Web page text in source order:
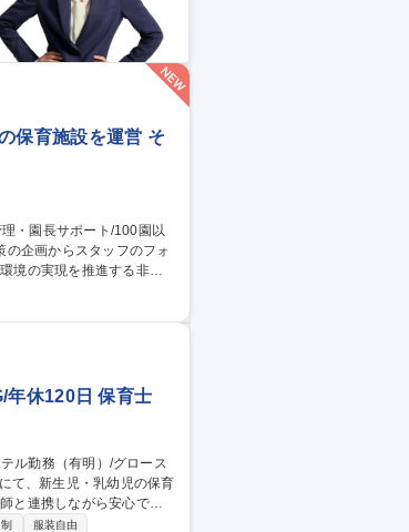
保育施設を運営 そ
境の実現を推進する非常
年休120日 保育士
と連携しながら安心でき
服装自由